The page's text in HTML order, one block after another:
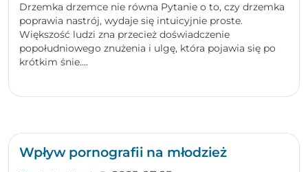
Drzemka drzemce nie równa Pytanie o to, czy drzemka
poprawia nastrój, wydaje się intuicyjnie proste.
Większość ludzi zna przecież doświadczenie
popołudniowego znużenia i ulgę, która pojawia się po
krótkim śnie....
Wpływ pornografii na młodzież